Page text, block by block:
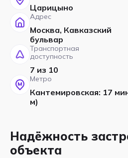
Царицыно
Адрес
Москва, Кавказский
бульвар
Транспортная
доступность
7 из 10
Метро
Кантемировская: 17
м)
Надёжность
объекта